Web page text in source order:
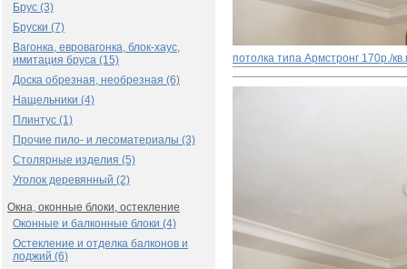
Брус (3)
Бруски (7)
Вагонка, евровагонка, блок-хаус,
имитация бруса (15)
Доска обрезная, необрезная (6)
Нащельники (4)
Плинтус (1)
Прочие пило- и лесоматериалы (3)
Столярные изделия (5)
Уголок деревянный (2)
Окна, оконные блоки, остекление
Оконные и балконные блоки (4)
Остекление и отделка балконов и
лоджий (6)
потолка типа Армстронг 170р./